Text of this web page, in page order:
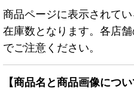
商品ページに表示されて
在庫数となります。各店
でご注意ください。
【商品名と商品画像につい